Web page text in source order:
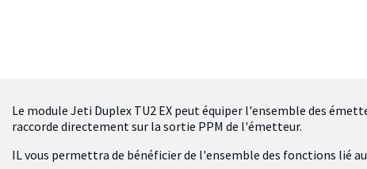
Le module Jeti Duplex TU2 EX peut équiper l'ensemble des
raccorde directement sur la sortie PPM de l'émetteur.
IL vous permettra de bénéficier de l'ensemble des fonctions lié